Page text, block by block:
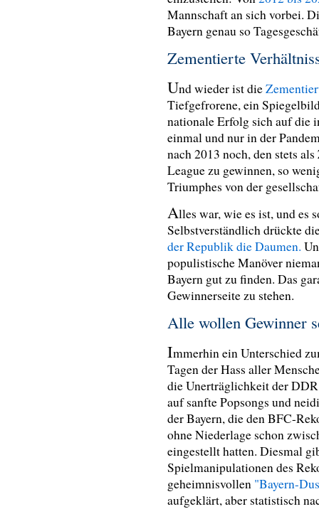
Mannschaft an sich vorbei.
Bayern genau so
Zementierte
Und wieder ist die
Tiefgefrorene, ein
nationale Erfolg sich auf die
einmal und nur in der
nach 2013 noch, den stets
League zu gewinnen, so
Triumphes von der
Alles war, wie es ist, und es
Selbstverständlich drückte
der Republik die Daumen.
populistische Manöver
Bayern gut zu finden. Das
Gewinnerseite zu stehen.
Alle wollen Gewinner
Immerhin ein Unterschied
Tagen der Hass aller
die Unerträglichkeit der
auf sanfte Popsongs und
der Bayern, die den BFC-
ohne Niederlage schon
eingestellt hatten. Diesmal
Spielmanipulationen des
geheimnisvollen "Bayern-
aufgeklärt, aber statistisch